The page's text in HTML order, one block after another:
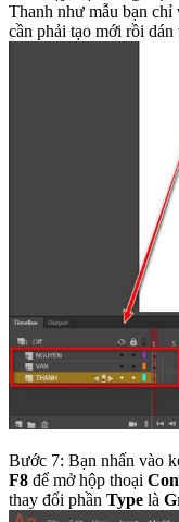
Thanh như mẫu bạn
cần phải tạo mới rồi dán
Bước 7: Bạn nhấn vào
F8 để mở hộp thoại
thay đổi phần Type là